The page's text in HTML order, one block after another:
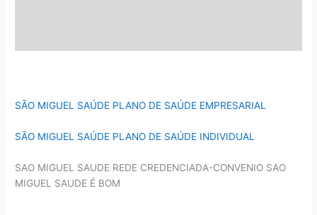
SÃO MIGUEL SAÚDE PLANO DE SAÚDE EMPRESARIAL
SÃO MIGUEL SAÚDE PLANO DE SAÚDE INDIVIDUAL
SAO MIGUEL SAUDE REDE CREDENCIADA-CONVENIO SAO
MIGUEL SAUDE É BOM